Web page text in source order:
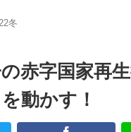
客浪漫譚- 京都動乱 第33話
相互RSS
冬
赤字国家再
動かす！